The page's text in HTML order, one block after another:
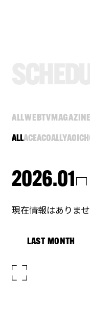
ALLACEACOALLYAOI
ALLWEBTVMAGAZINE
2026.01
現在情報はありま
LAST MONTH